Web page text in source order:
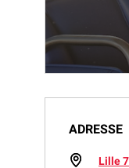
ADRESSE
Lille